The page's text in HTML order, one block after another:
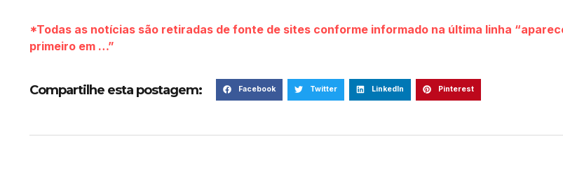
*Todas as notícias são retiradas de fonte de sites conforme informado na última linha
primeiro em …”
Compartilhe esta postagem: Facebook Twitter LinkedIn Pinterest